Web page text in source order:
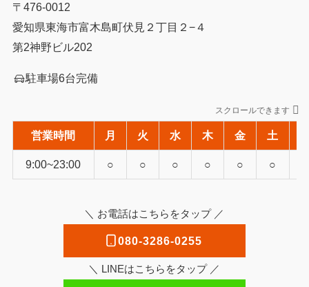
〒476-0012
愛知県東海市富木島町伏見２丁目２−４
第2神野ビル202
駐車場6台完備
スクロールできます
営業時間 月 火 水 木 金 土
9:00~23:00 ○ ○ ○ ○ ○ ○
＼ お電話はこちらをタップ ／
080-3286-0255
＼ LINEはこちらをタップ ／